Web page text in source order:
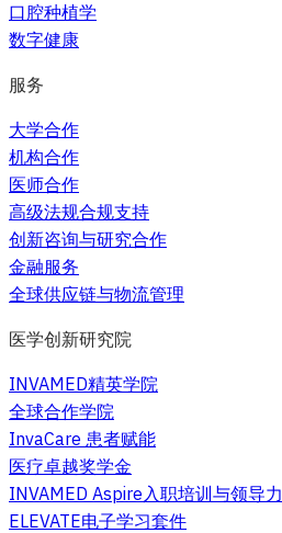
口腔种植学
数字健康
服务
大学合作
机构合作
医师合作
高级法规合规支持
创新咨询与研究合作
金融服务
全球供应链与物流管理
医学创新研究院
INVAMED精英学院
全球合作学院
InvaCare 患者赋能
医疗卓越奖学金
INVAMED Aspire入职培训与领导力
ELEVATE电子学习套件